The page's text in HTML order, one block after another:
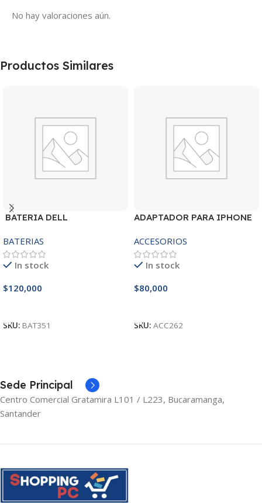
No hay valoraciones aún.
Productos Similares
BATERIA DELL
3521/5421/3425 14.8V
BATERIAS
In stock
$120,000
SKU: BAT351
ADAPTADOR PARA IPHONE
ACCESORIOS
In stock
$80,000
SKU: ACC262
Sede Principal
Centro Comercial Gratamira L101 / L223, Bucaramanga,
Santander